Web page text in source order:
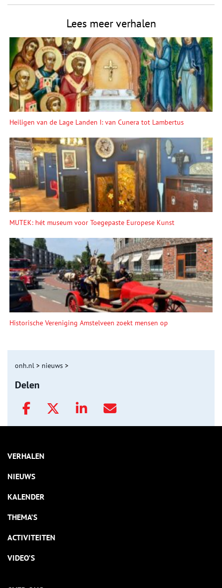
Lees meer verhalen
Heiligen van de Lage Landen I: van Cunera tot Lambertus
MUTEK: hét museum voor Toegepaste Europese Kunst
Historische Vereniging Amstelveen zoekt mensen op
onh.nl > nieuws >
Delen
VERHALEN
NIEUWS
KALENDER
THEMA’S
ACTIVITEITEN
VIDEO’S